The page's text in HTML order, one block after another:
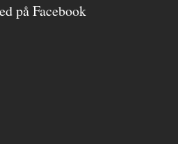
på Facebook